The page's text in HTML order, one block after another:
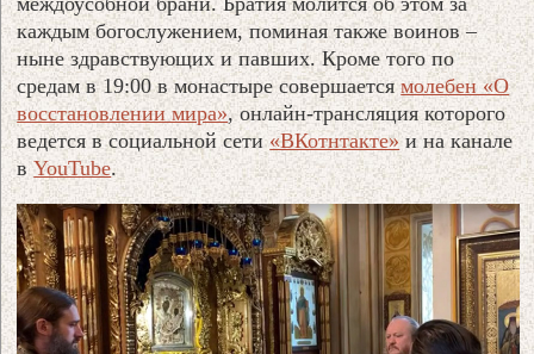
каждым богослужением, поминая также воинов –
ныне здравствующих и павших. Кроме того по
средам в 19:00 в монастыре совершаетсямолебен «О
восстановлении мира», онлайн-трансляция которого
ведется в социальной сети«ВКотнтакте»и на канале
вYouTube.